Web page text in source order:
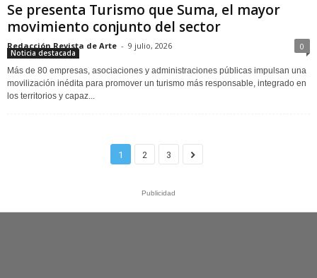
Se presenta Turismo que Suma, el mayor
movimiento conjunto del sector
Redacción Revista de Arte - 9 julio, 2026 0
Noticia destacada
Más de 80 empresas, asociaciones y administraciones públicas impulsan una
movilización inédita para promover un turismo más responsable, integrado en
los territorios y capaz...
1 2 3
Publicidad